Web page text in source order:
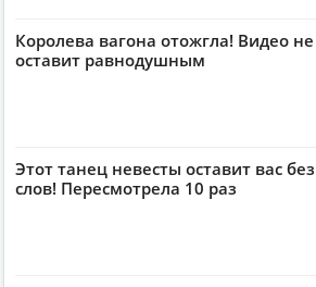
Королева вагона отожгла! Видео не
оставит равнодушным
Этот танец невесты оставит вас без
слов! Пересмотрела 10 раз